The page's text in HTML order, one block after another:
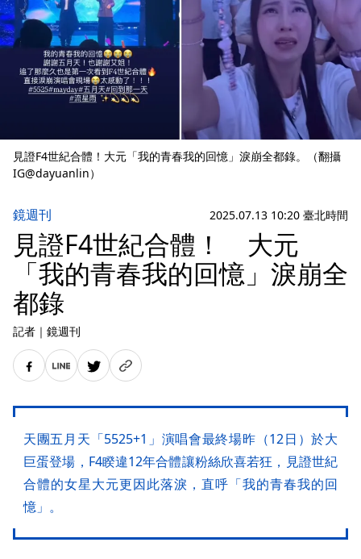
見證F4世紀合體！大元「我的青春我的回憶」淚崩全都錄。（翻攝
IG@dayuanlin）
鏡週刊 2025.07.13 10:20 臺北時間
見證F4世紀合體！ 大元
「我的青春我的回憶」淚崩全
都錄
記者 ｜ 鏡週刊
天團五月天「5525+1」演唱會最終場昨（12日）於大
巨蛋登場，F4睽違12年合體讓粉絲欣喜若狂，見證世紀
合體的女星大元更因此落淚，直呼「我的青春我的回
憶」。